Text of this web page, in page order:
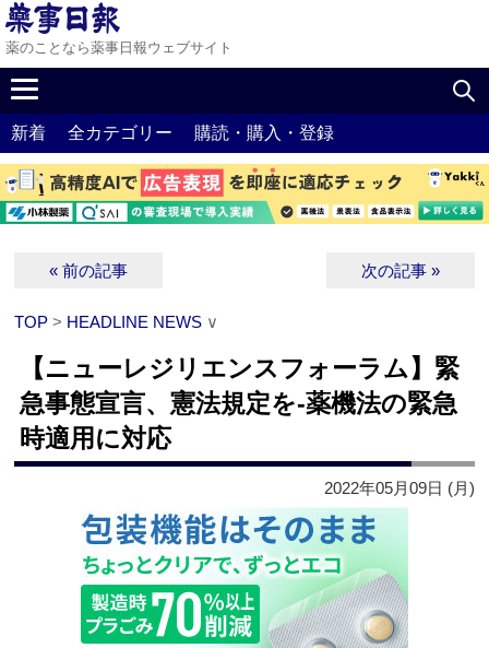
薬のことなら薬事日報ウェブサイト
新着 全カテゴリー 購読・購入・登録
« 前の記事 次の記事 »
TOP > HEADLINE NEWS ∨
【ニューレジリエンスフォーラム】緊
急事態宣言、憲法規定を‐薬機法の緊急
時適用に対応
2022年05月09日 (月)